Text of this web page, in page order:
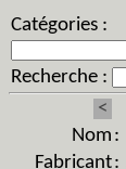
Catégories :
Recherche :
<
Nom :
Fabricant: